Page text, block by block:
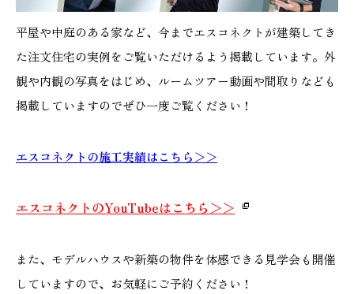
平屋や中庭のある家など、今までエスコネクトが建築してき
た注文住宅の実例をご覧いただけるよう掲載しています。外
観や内観の写真をはじめ、ルームツアー動画や間取りなども
掲載していますのでぜひ一度ご覧ください！
エスコネクトの施工実績はこちら＞＞
エスコネクトのYouTubeはこちら＞＞
また、モデルハウスや新築の物件を体感できる見学会も開催
していますので、お気軽にご予約ください！